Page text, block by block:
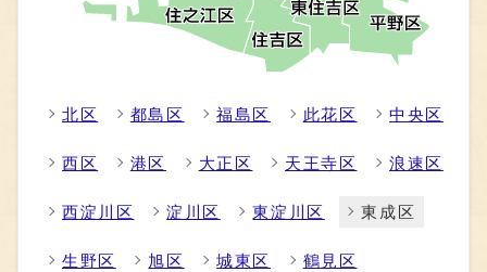
北区 都島区 福島区 此花区 中央区
西区 港区 大正区 天王寺区 浪速区
西淀川区 淀川区 東淀川区 東成区
生野区 旭区 城東区 鶴見区